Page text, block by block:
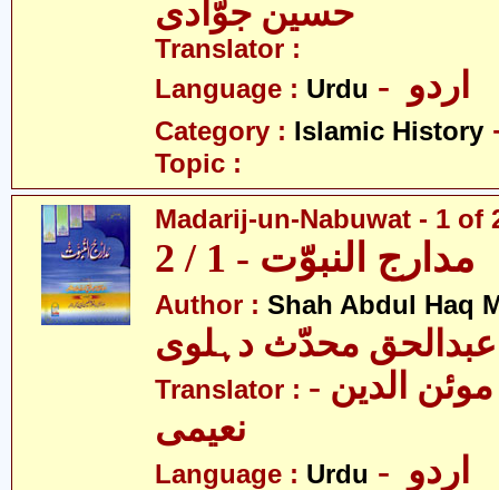
Translator :
Language : Urdu
Category : Islamic History
Topic :
Madarij-un-Nabuwat - 1 of
مدارج النبوّت - 1 / 2
Author : Shah Abdul Haq
محدّث دہلوی
Translator : - سیّد غلام موئن الدین
Language : Urdu